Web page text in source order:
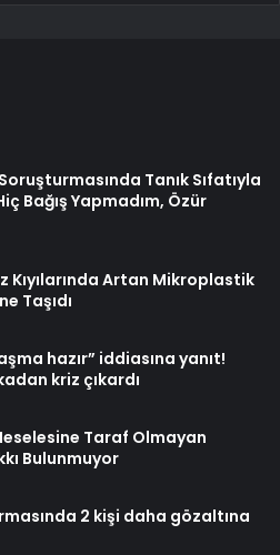
Tanık Sıfatıyla
Bağış Yapmadım, Özür
Kıyılarında Artan Mikroplastik
Taşıdı
hazır” iddiasına yanıt!
kriz çıkardı
Taraf Olmayan
Bulunmuyor
2 kişi daha gözaltına